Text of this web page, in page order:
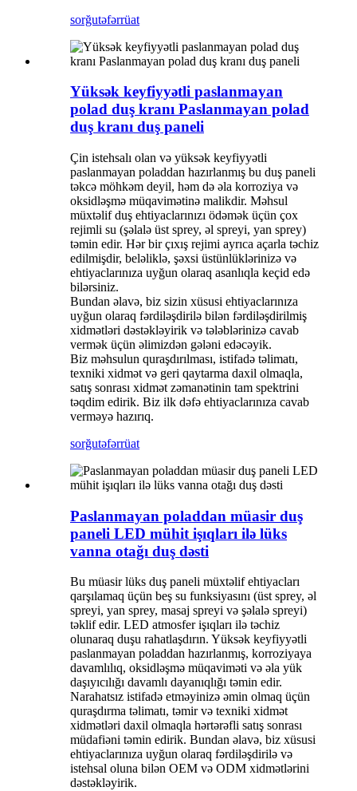
sorğutəfərrüat
Yüksək keyfiyyətli paslanmayan
polad duş kranı Paslanmayan polad
duş kranı duş paneli
Çin istehsalı olan və yüksək keyfiyyətli
paslanmayan poladdan hazırlanmış bu duş paneli
təkcə möhkəm deyil, həm də əla korroziya və
oksidləşmə müqavimətinə malikdir. Məhsul
müxtəlif duş ehtiyaclarınızı ödəmək üçün çox
rejimli su (şəlalə üst sprey, əl spreyi, yan sprey)
təmin edir. Hər bir çıxış rejimi ayrıca açarla təchiz
edilmişdir, beləliklə, şəxsi üstünlüklərinizə və
ehtiyaclarınıza uyğun olaraq asanlıqla keçid edə
bilərsiniz.
Bundan əlavə, biz sizin xüsusi ehtiyaclarınıza
uyğun olaraq fərdiləşdirilə bilən fərdiləşdirilmiş
xidmətləri dəstəkləyirik və tələblərinizə cavab
vermək üçün əlimizdən gələni edəcəyik.
Biz məhsulun quraşdırılması, istifadə təlimatı,
texniki xidmət və geri qaytarma daxil olmaqla,
satış sonrası xidmət zəmanətinin tam spektrini
təqdim edirik. Biz ilk dəfə ehtiyaclarınıza cavab
verməyə hazırıq.
sorğutəfərrüat
Paslanmayan poladdan müasir duş
paneli LED mühit işıqları ilə lüks
vanna otağı duş dəsti
Bu müasir lüks duş paneli müxtəlif ehtiyacları
qarşılamaq üçün beş su funksiyasını (üst sprey, əl
spreyi, yan sprey, masaj spreyi və şəlalə spreyi)
təklif edir. LED atmosfer işıqları ilə təchiz
olunaraq duşu rahatlaşdırın. Yüksək keyfiyyətli
paslanmayan poladdan hazırlanmış, korroziyaya
davamlılıq, oksidləşmə müqaviməti və əla yük
daşıyıcılığı davamlı dayanıqlığı təmin edir.
Narahatsız istifadə etməyinizə əmin olmaq üçün
quraşdırma təlimatı, təmir və texniki xidmət
xidmətləri daxil olmaqla hərtərəfli satış sonrası
müdafiəni təmin edirik. Bundan əlavə, biz xüsusi
ehtiyaclarınıza uyğun olaraq fərdiləşdirilə və
istehsal oluna bilən OEM və ODM xidmətlərini
dəstəkləyirik.